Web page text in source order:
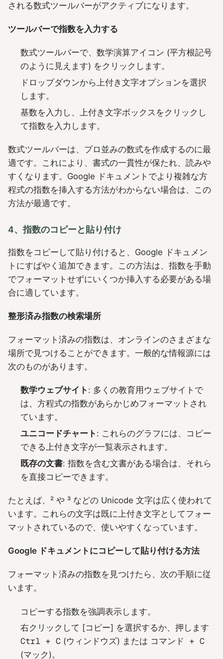
される数式ツールバーがアクティブになります。
ツールバーで指数を入力する
数式ツールバーで、数学演算アイコン (平方根記号
のように見えます) をクリックします。
ドロップダウンから上付き文字オプションを選択
します。
基数を入力し、上付き文字ボックスをクリックし
て指数を入力します。
数式ツールバーは、プロ並みの数式を作成するのに最
適です。これにより、書式の一貫性が保たれ、読みや
すくなります。Google ドキュメントでより複雑な方
程式の指数を挿入する方法がわからない場合は、この
方法が最適です。
4、指数のコピーと貼り付け
指数をコピーして貼り付けると、Google ドキュメン
トにすばやく追加できます。この方法は、指数を手動
でフォーマットせずにいくつか挿入する必要がある場
合に適しています。
整形済み指数の検索場所
フォーマット済みの指数は、オンラインのさまざまな
場所で見つけることができます。一般的な情報源には
次のものがあります。
数学ウェブサイト : 多くの教育用ウェブサイトで
は、方程式の指数があらかじめフォーマットされ
ています。
ユニコードチャート : これらのグラフには、コピー
できる上付き文字が一覧表示されます。
既存の文書: 指数を含む文書がある場合は、それら
を直接コピーできます。
たとえば、² や ³ などの Unicode 文字は広く使われて
います。これらの文字は既に上付き文字としてフォー
マットされているので、使いやすくなっています。
Google ドキュメントにコピーして貼り付ける方法
フォーマット済みの指数を見つけたら、次の手順に従
います。
コピーする指数を強調表示します。
右クリックして [コピー] を選択するか、押します
Ctrl + C (ウィンドウズ) または コマンド + C
(マック)。